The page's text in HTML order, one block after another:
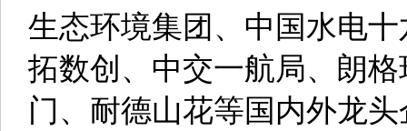
生态环境集团、中国水电
拓数创、中交一航局、朗
门、耐德山花等国内外龙